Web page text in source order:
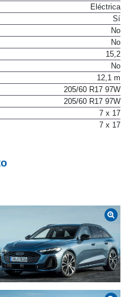
Eléctrica
Sí
No
No
15,2
No
12,1 m
205/60 R17 97W
205/60 R17 97W
7 x 17
7 x 17